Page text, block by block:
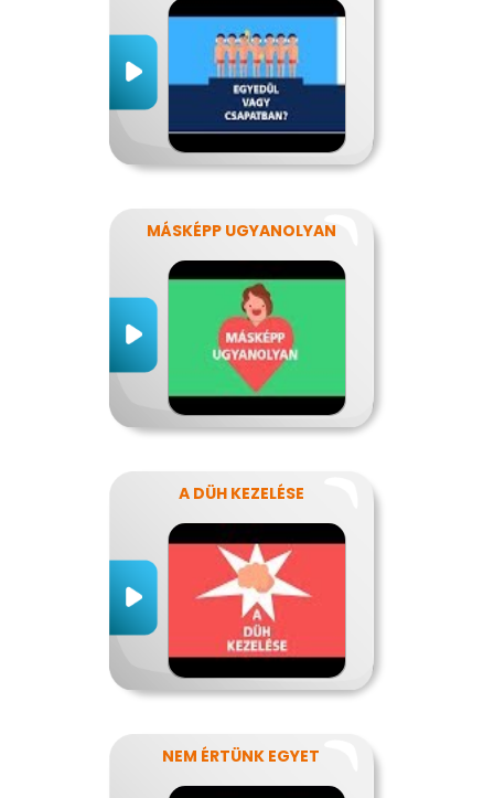
MÁSKÉPP UGYANOLYAN
A DÜH KEZELÉSE
NEM ÉRTÜNK EGYET